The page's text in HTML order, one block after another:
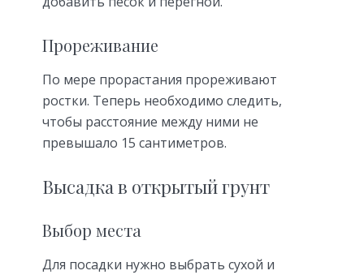
Прореживание
По мере прорастания прореживают
ростки. Теперь необходимо следить,
чтобы расстояние между ними не
превышало 15 сантиметров.
Высадка в открытый грунт
Выбор места
Для посадки нужно выбрать сухой и